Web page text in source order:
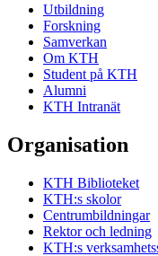
Utbildning
Forskning
Samverkan
Om KTH
Student på KTH
Alumni
KTH Intranät
Organisation
KTH Biblioteket
KTH:s skolor
Centrumbildningar
Rektor och ledning
KTH:s